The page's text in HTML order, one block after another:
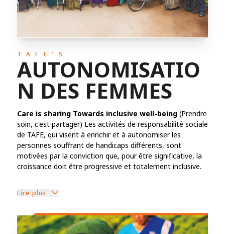
TAFE'S
AUTONOMISATIO
N DES FEMMES
Care is sharing Towards inclusive well-being(Prendre
soin, c'est partager) Les activités de responsabilité sociale
de TAFE, qui visent à enrichir et à autonomiser les
personnes souffrant de handicaps différents, sont
motivées par la conviction que, pour être significative, la
croissance doit être progressive et totalement inclusive.
Lire plus